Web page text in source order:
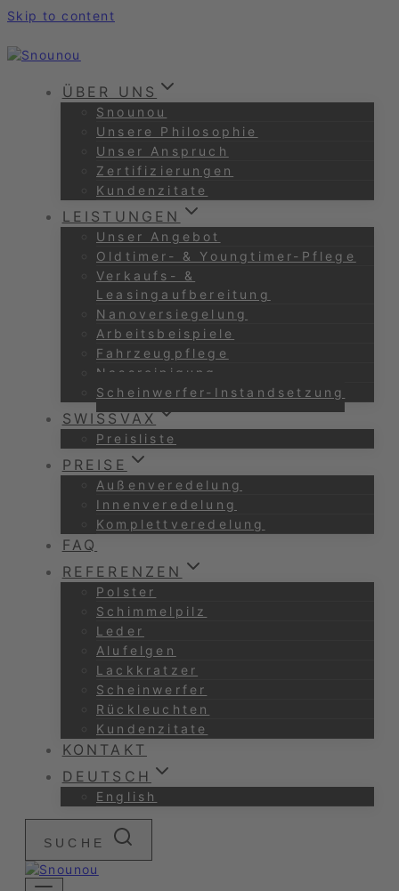
Skip to content
ÜBER UNS
Snounou
Unsere Philosophie
Unser Anspruch
Zertifizierungen
Kundenzitate
LEISTUNGEN
Unser Angebot
Oldtimer- & Youngtimer-Pflege
Verkaufs- &
Leasingaufbereitung
Nanoversiegelung
Arbeitsbeispiele
Fahrzeugpflege
Nassreinigung
Scheinwerfer-Instandsetzung
SWISSVAX
Preisliste
PREISE
Außenveredelung
Innenveredelung
Komplettveredelung
FAQ
REFERENZEN
Polster
Schimmelpilz
Leder
Alufelgen
Lackkratzer
Scheinwerfer
Rückleuchten
Kundenzitate
KONTAKT
DEUTSCH
English
SUCHE